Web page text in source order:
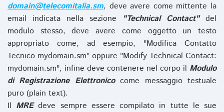
domain@telecomitalia.sm, deve avere come mittente la
email indicata nella sezione
"Technical Contact"del
modulo stesso, deve avere come oggetto un testo
appropriato come, ad esempio, "Modifica Contatto
Tecnico mydomain.sm" oppure "Modify Technical Contact:
mydomain.sm", infine deve contenere nel corpo il Modulo
di Registrazione Elettronicocome messaggio testuale
puro (plain text).
Il MREdeve sempre essere compilato in tutte le sue